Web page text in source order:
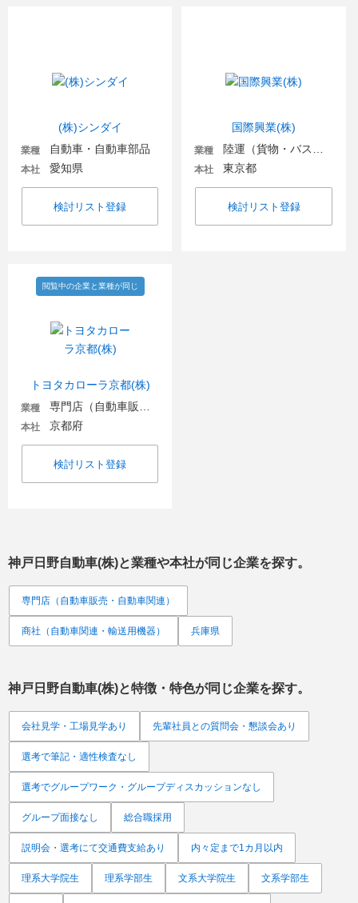
(株)シンダイ
業種 自動車・自動車部品
本社 愛知県
検討リスト登録
国際興業(株)
業種
本社 東京都
検討リスト登録
トヨタカローラ京都(株)
閲覧中の企業と業種が同じ
業種
本社 京都府
検討リスト登録
神戸日野自動車(株)と業種や本社が同じ企業を探す。
専門店（自動車販売・自動車関連）
商社（自動車関連・輸送用機器） 兵庫県
神戸日野自動車(株)と特徴・特色が同じ企業を探す。
会社見学・工場見学あり 先輩社員との質問会・懇談会あり
選考で筆記・適性検査なし
選考でグループワーク・グループディスカッションなし
グループ面接なし 総合職採用
説明会・選考にて交通費支給あり 内々定まで1カ月以内
理系大学院生 理系学部生 文系大学院生 文系学部生